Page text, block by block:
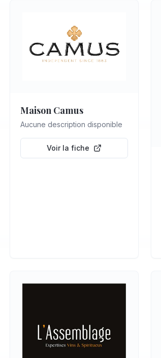
Maison Camus
Aucune description disponible
Voir la fiche